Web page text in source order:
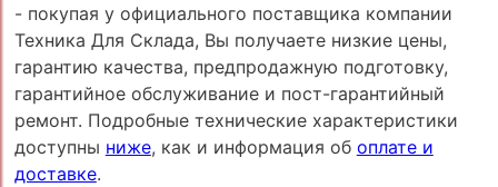
- покупая у официального поставщика компании
Техника Для Склада, Вы получаете низкие цены,
гарантию качества, предпродажную подготовку,
гарантийное обслуживание и пост-гарантийный
ремонт. Подробные технические характеристики
доступны ниже, как и информация об оплате и
доставке.